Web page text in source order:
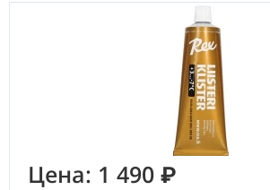
Цена: 1 490 ₽